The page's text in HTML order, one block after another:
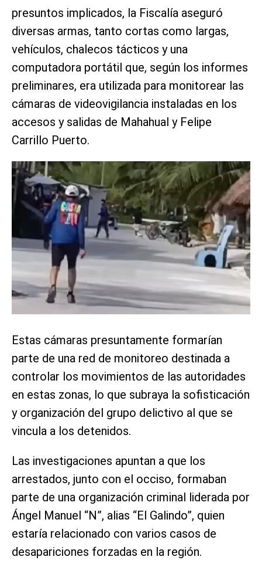
presuntos implicados, la Fiscalía aseguró
diversas armas, tanto cortas como largas,
vehículos, chalecos tácticos y una
computadora portátil que, según los informes
preliminares, era utilizada para monitorear las
cámaras de videovigilancia instaladas en los
accesos y salidas de Mahahual y Felipe
Carrillo Puerto.
Estas cámaras presuntamente formarían
parte de una red de monitoreo destinada a
controlar los movimientos de las autoridades
en estas zonas, lo que subraya la sofisticación
y organización del grupo delictivo al que se
vincula a los detenidos.
Las investigaciones apuntan a que los
arrestados, junto con el occiso, formaban
parte de una organización criminal liderada por
Ángel Manuel “N”, alias “El Galindo”, quien
estaría relacionado con varios casos de
desapariciones forzadas en la región.